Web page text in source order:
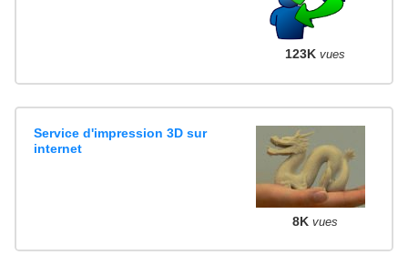
123K vues
Service d'impression 3D sur
internet
8K vues